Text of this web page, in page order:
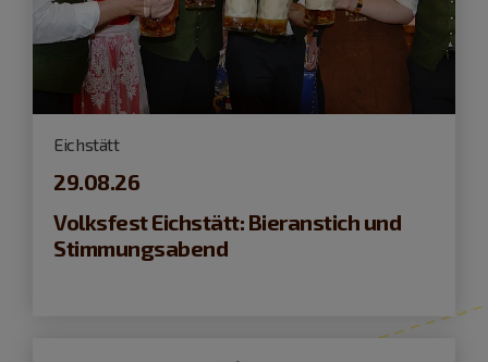
Eichstätt
29.08.26
Volksfest Eichstätt: Bieranstich und
Stimmungsabend